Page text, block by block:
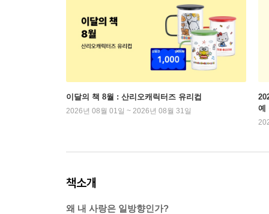
이달의 책 8월 : 산리오캐릭터즈 유리컵
2026년 08월 01일 ~ 2026년 08월 31일
예
책소개
왜 내 사랑은 일방향인가?